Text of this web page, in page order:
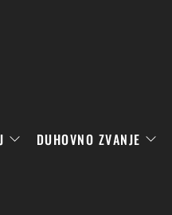
DUHOVNO ZVANJE